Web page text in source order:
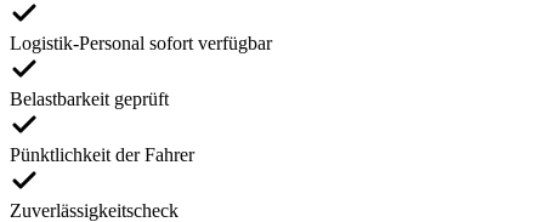
Logistik-Personal sofort verfügbar
Belastbarkeit geprüft
Pünktlichkeit der Fahrer
Zuverlässigkeitscheck